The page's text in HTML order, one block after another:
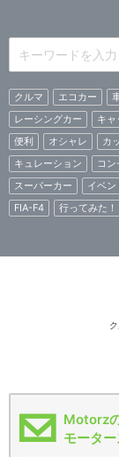
クルマ エコカー
レーシングカー
キャ
便利
オシャレ カ
キュレーション
コ
スーパーカー
イベン
FIA-F4
行ってみた！
Motorz
モータ